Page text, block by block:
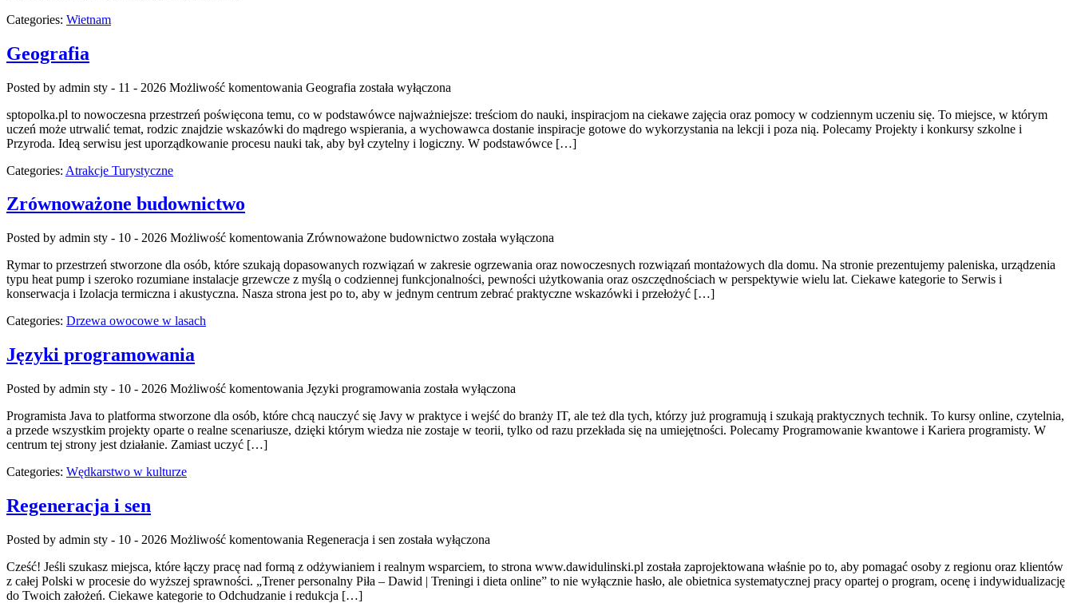
Categories: Wietnam
Geografia
Posted by admin sty - 11 - 2026 Możliwość komentowania Geografia została wyłączona
sptopolka.pl to nowoczesna przestrzeń poświęcona temu, co w podstawówce najważniejsze: treściom do nauki, inspiracjom na ciekawe zajęcia oraz pomocy w codziennym uczeniu się. To miejsce, w którym
uczeń może utrwalić temat, rodzic znajdzie wskazówki do mądrego wspierania, a wychowawca dostanie inspiracje gotowe do wykorzystania na lekcji i poza nią. Polecamy Projekty i konkursy szkolne i
Przyroda. Ideą serwisu jest uporządkowanie procesu nauki tak, aby był czytelny i logiczny. W podstawówce […]
Categories: Atrakcje Turystyczne
Zrównoważone budownictwo
Posted by admin sty - 10 - 2026 Możliwość komentowania Zrównoważone budownictwo została wyłączona
Rymar to przestrzeń stworzone dla osób, które szukają dopasowanych rozwiązań w zakresie ogrzewania oraz nowoczesnych rozwiązań montażowych dla domu. Na stronie prezentujemy paleniska, urządzenia
typu heat pump i szeroko rozumiane instalacje grzewcze z myślą o codziennej funkcjonalności, pewności użytkowania oraz oszczędnościach w perspektywie wielu lat. Ciekawe kategorie to Serwis i
konserwacja i Izolacja termiczna i akustyczna. Nasza strona jest po to, aby w jednym centrum zebrać praktyczne wskazówki i przełożyć […]
Categories: Drzewa owocowe w lasach
Języki programowania
Posted by admin sty - 10 - 2026 Możliwość komentowania Języki programowania została wyłączona
Programista Java to platforma stworzone dla osób, które chcą nauczyć się Javy w praktyce i wejść do branży IT, ale też dla tych, którzy już programują i szukają praktycznych technik. To kursy online, czytelnia,
a przede wszystkim projekty oparte o realne scenariusze, dzięki którym wiedza nie zostaje w teorii, tylko od razu przekłada się na umiejętności. Polecamy Programowanie kwantowe i Kariera programisty. W
centrum tej strony jest działanie. Zamiast uczyć […]
Categories: Wędkarstwo w kulturze
Regeneracja i sen
Posted by admin sty - 10 - 2026 Możliwość komentowania Regeneracja i sen została wyłączona
Cześć! Jeśli szukasz miejsca, które łączy pracę nad formą z odżywianiem i realnym wsparciem, to strona www.dawidulinski.pl została zaprojektowana właśnie po to, aby pomagać osoby z regionu oraz klientów
z całej Polski w procesie do wyższej sprawności. „Trener personalny Piła – Dawid | Treningi i dieta online” to nie wyłącznie hasło, ale obietnica systematycznej pracy opartej o program, ocenę i indywidualizację
do Twoich założeń. Ciekawe kategorie to Odchudzanie i redukcja […]